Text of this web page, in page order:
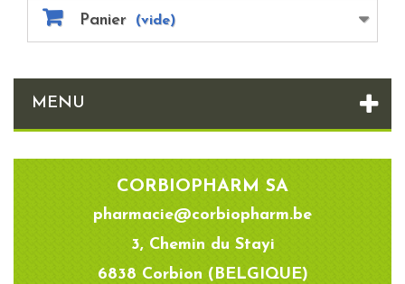
Panier (vide)
MENU
CORBIOPHARM SA
pharmacie@corbiopharm.be
3, Chemin du Stayi
6838 Corbion (BELGIQUE)